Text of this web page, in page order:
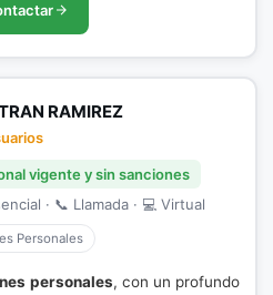
RAMIREZ
vigente y sin sanciones
· 📞 Llamada · 💻 Virtual
Personales
personales, con un profundo